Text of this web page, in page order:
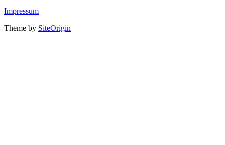
Impressum
Theme by SiteOrigin